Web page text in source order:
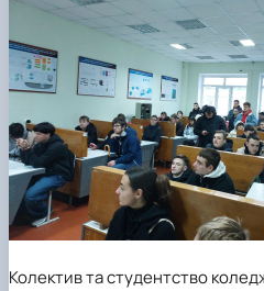
Колектив та студентство